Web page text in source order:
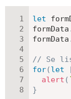
let
formData
formData
// Se
for(let
alert (
}